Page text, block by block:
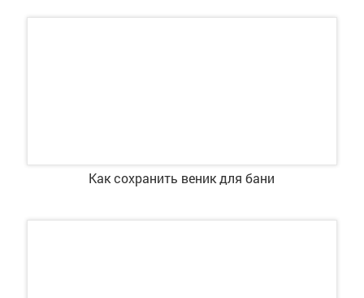
Как сохранить веник для бани